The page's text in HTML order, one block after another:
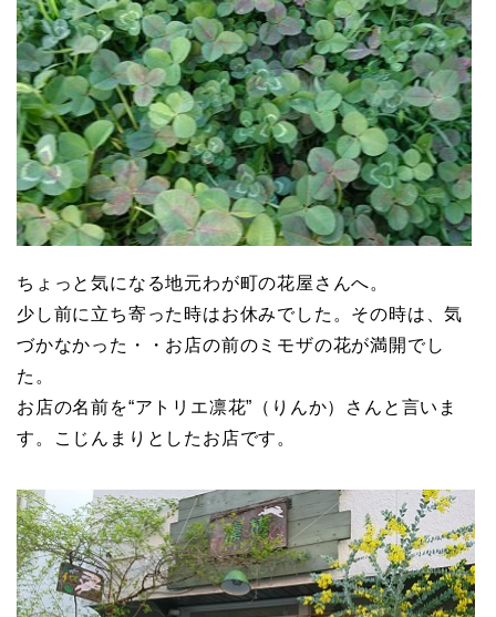
ちょっと気になる地元わが町の花屋さんへ。
少し前に立ち寄った時はお休みでした。その時は、気
づかなかった・・お店の前のミモザの花が満開でし
た。
お店の名前を“アトリエ凛花”（りんか）さんと言いま
す。こじんまりとしたお店です。